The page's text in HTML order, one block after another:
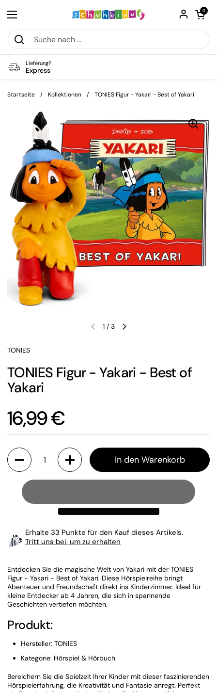
Menü öffnen
Warenkorb
0
Lieferung?
Express
Startseite / Kollektionen / TONIES Figur - Yakari - Best of Yakari
Vorherige FolieNächste Folie
1/ 3
TONIES
TONIES Figur - Yakari - Best of
Yakari
Preis:
16,99 €
Anzahl
In den Warenkorb
Erhalte 33 Punkte für den Kauf dieses Artikels.
Tritt uns bei, um zu erhalten
Entdecken Sie die magische Welt von Yakari mit der TONIES
Figur - Yakari - Best of Yakari. Diese Hörspielreihe bringt
Abenteuer und Freundschaft direkt ins Kinderzimmer. Ideal für
kleine Entdecker ab 4 Jahren, die sich in spannende
Geschichten vertiefen möchten.
Produkt:
Hersteller: TONIES
Kategorie: Hörspiel & Hörbuch
Bereichern Sie die Spielzeit Ihrer Kinder mit dieser faszinierenden
Hörspielerfahrung, die Kreativität und Fantasie anregt. Perfekt